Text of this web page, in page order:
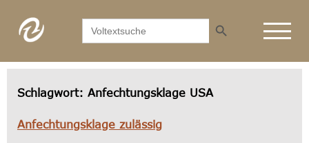
Search
for:
Search Button
Schlagwort: Anfechtungsklage USA
Anfechtungsklage zulässig